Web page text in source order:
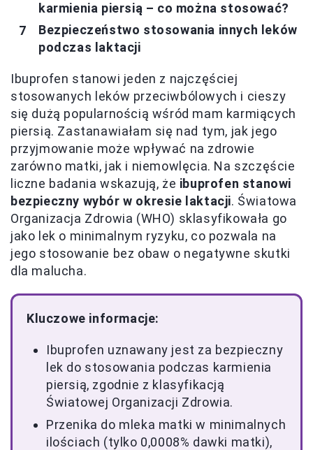
karmienia piersią – co można stosować?
Bezpieczeństwo stosowania innych leków
podczas laktacji
Ibuprofen stanowi jeden z najczęściej
stosowanych leków przeciwbólowych i cieszy
się dużą popularnością wśród mam karmiących
piersią. Zastanawiałam się nad tym, jak jego
przyjmowanie może wpływać na zdrowie
zarówno matki, jak i niemowlęcia. Na szczęście
liczne badania wskazują, że ibuprofen stanowi
bezpieczny wybór w okresie laktacji. Światowa
Organizacja Zdrowia (WHO) sklasyfikowała go
jako lek o minimalnym ryzyku, co pozwala na
jego stosowanie bez obaw o negatywne skutki
dla malucha.
Kluczowe informacje:
Ibuprofen uznawany jest za bezpieczny
lek do stosowania podczas karmienia
piersią, zgodnie z klasyfikacją
Światowej Organizacji Zdrowia.
Przenika do mleka matki w minimalnych
ilościach (tylko 0,0008% dawki matki),